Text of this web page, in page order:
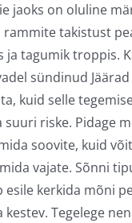
jaoks on oluline
rammite takistust
ja tagumik troppis.
sündinud
kuid selle
riske. Pidage
soovite, kuid
vajate. Sõnni
esile kerkida mõni
Tegelege